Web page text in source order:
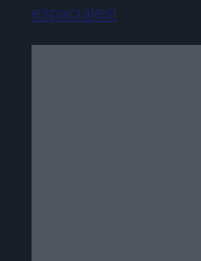
espaciales!